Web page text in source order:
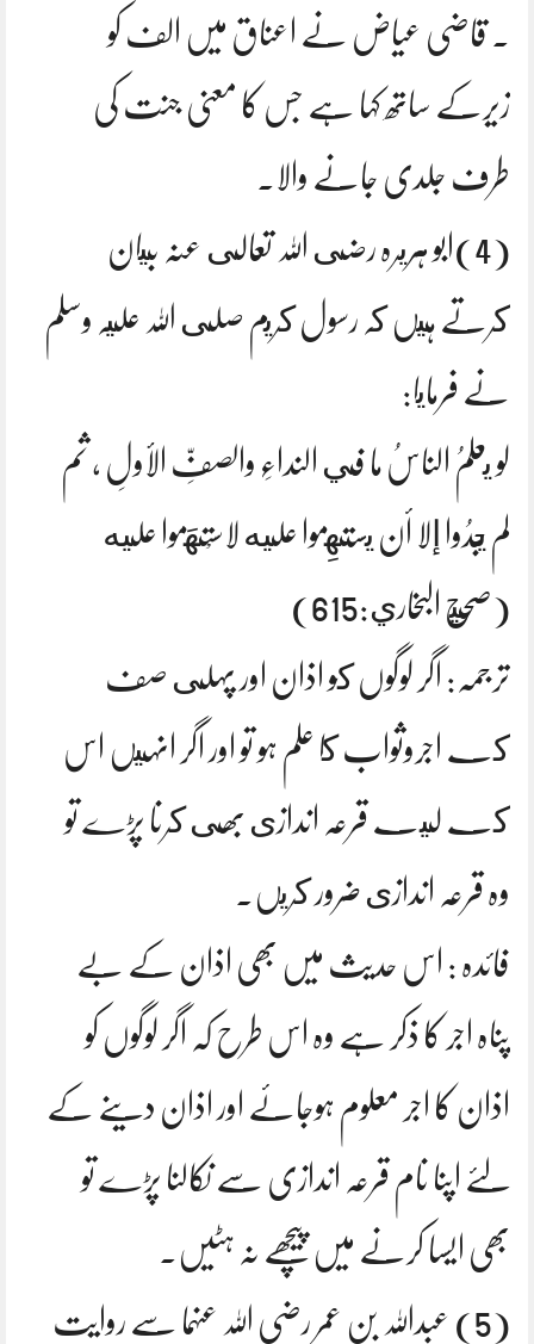
۔ قاضی عیاض نے اعناق میں الف کو
زیرکے ساتھ کہا ہے جس کا معنی جنت کی
طرف جلدی جانے والا۔
(4)ابو ہريرہ رضى اللہ تعالى عنہ بيان
كرتے ہيں كہ رسول كريم صلى اللہ عليہ وسلم
نے فرمايا:
لو يعلمُ الناسُ ما في النداءِ والصفِّ الأولِ ، ثم
لم يجدُوا إلا أن يستهِموا عليه لاسْتهَموا عليه
(صحيح البخاري:615)
ترجمہ: اگر لوگوں كو اذان اور پہلى صف
كے اجروثواب كا علم ہو تو اور اگر انہيں اس
كے ليے قرعہ اندازى بھى كرنا پڑے تو
وہ قرعہ اندازى ضرور كريں۔
فائدہ : اس حدیث میں بھی اذان کے بے
پناہ اجر کا ذکر ہے وہ اس طرح کہ اگر لوگوں کو
اذان کا اجر معلوم ہوجائے اور اذان دینے کے
لئے اپنا نام قرعہ اندازی سے نکالنا پڑے تو
بھی ایسا کرنے میں پیچھے نہ ہٹیں۔
(5) عبداللہ بن عمر رضی اللہ عنہما سے روایت